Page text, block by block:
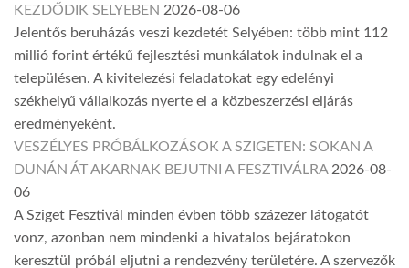
KEZDŐDIK SELYEBEN 2026-08-06
Jelentős beruházás veszi kezdetét Selyében: több mint 112
millió forint értékű fejlesztési munkálatok indulnak el a
településen. A kivitelezési feladatokat egy edelényi
székhelyű vállalkozás nyerte el a közbeszerzési eljárás
eredményeként.
VESZÉLYES PRÓBÁLKOZÁSOK A SZIGETEN: SOKAN A
DUNÁN ÁT AKARNAK BEJUTNI A FESZTIVÁLRA 2026-08-
06
A Sziget Fesztivál minden évben több százezer látogatót
vonz, azonban nem mindenki a hivatalos bejáratokon
keresztül próbál eljutni a rendezvény területére. A szervezők